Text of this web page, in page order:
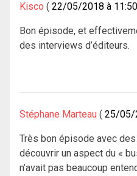
Kisco 22/05/2018 à 11:50
Bon épisode, et
des interviews d’éditeurs.
Stéphane Marteau 25/05/
Très bon épisode avec
découvrir un aspect du «
n’avait pas beaucoup